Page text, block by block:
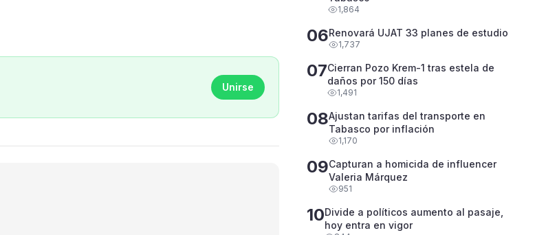
Unirse
1,864
06Renovará UJAT 33 planes de estudio
1,737
07Cierran Pozo Krem-1 tras estela de
daños por 150 días
1,491
08Ajustan tarifas del transporte en
Tabasco por inflación
1,170
09Capturan a homicida de influencer
Valeria Márquez
951
10Divide a políticos aumento al pasaje,
hoy entra en vigor